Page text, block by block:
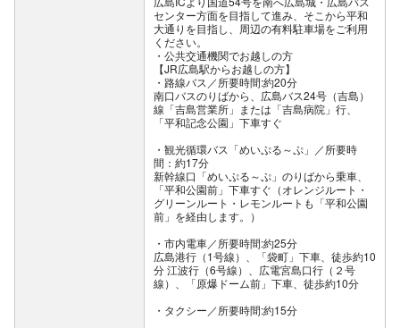
センター方面を目指して進み、そこから平和
大通りを目指し、周辺の有料駐車場をご利用
ください。
公共交通機関でお越しの方
【JR広島駅からお越しの方】
・路線バス／所要時間:約20分
南口バスのりばから、広島バス24号（吉島）
線「吉島営業所」または「吉島病院」行、
「平和記念公園」下車すぐ
・観光循環バス「めいぷる～ぷ」／所要時
間：約17分
新幹線口「めいぷる～ぷ」のりばから乗車、
「平和公園前」下車すぐ（オレンジルート・
グリーンルート・レモンルートも「平和公園
前」を経由します。）
・市内電車／所要時間:約25分
広島港行（1号線）、「袋町」下車、徒歩約10
分 江波行（6号線）、広電宮島口行（２号
線）、「原爆ドーム前」下車、徒歩約10分
・タクシー／所要時間:約15分